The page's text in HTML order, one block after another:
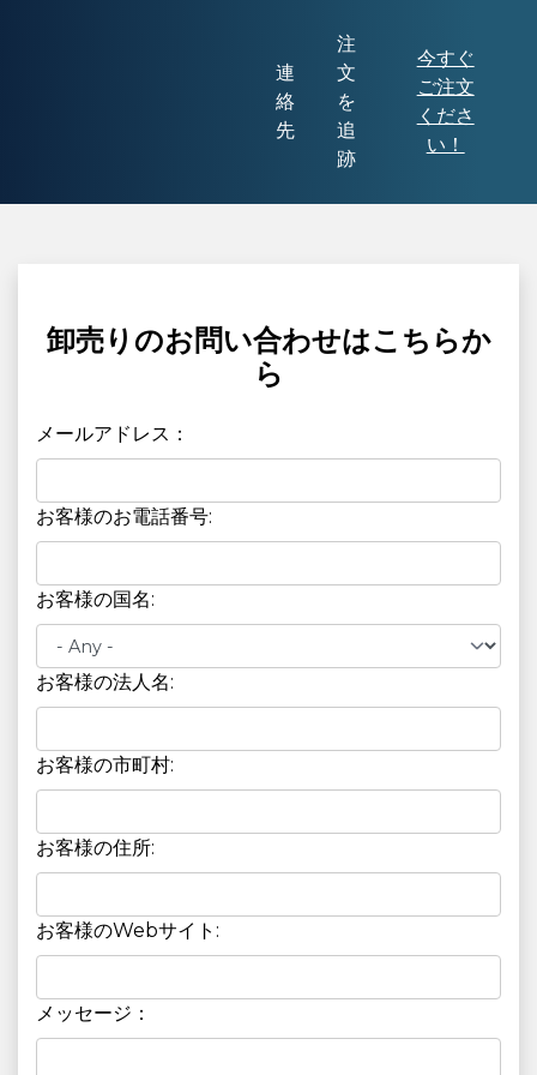
連
絡
先
注
文
を
追
跡
今すぐ
ご注文
くださ
い！
卸売りのお問い合わせはこちらか
ら
メールアドレス：
お客様のお電話番号:
お客様の国名:
お客様の法人名:
お客様の市町村:
お客様の住所:
お客様のWebサイト:
メッセージ：